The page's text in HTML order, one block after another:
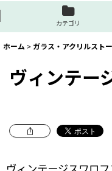
カテゴリ
ホーム > ガラス・アクリルスト
ヴィンテー